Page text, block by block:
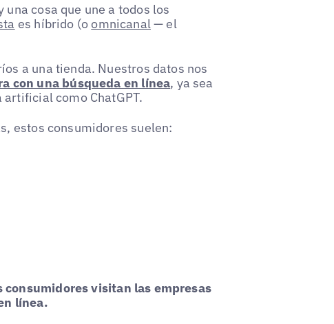
cosa que une a todos los
es híbrido (o omnicanal— el
a una tienda. Nuestros datos nos
con una búsqueda en línea, ya sea
como ChatGPT.
estos consumidores suelen:
consumidores visitan las empresas
línea.